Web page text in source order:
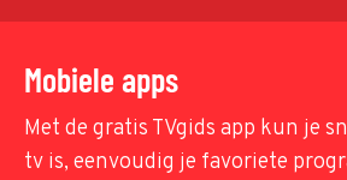
Mobiele apps
Met de gratis TVgids app kun je
tv is, eenvoudig je favoriete